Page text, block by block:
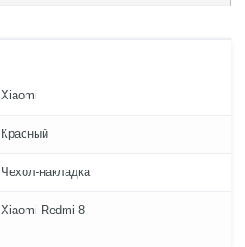
Xiaomi
Красный
Чехол-накладка
Xiaomi Redmi 8